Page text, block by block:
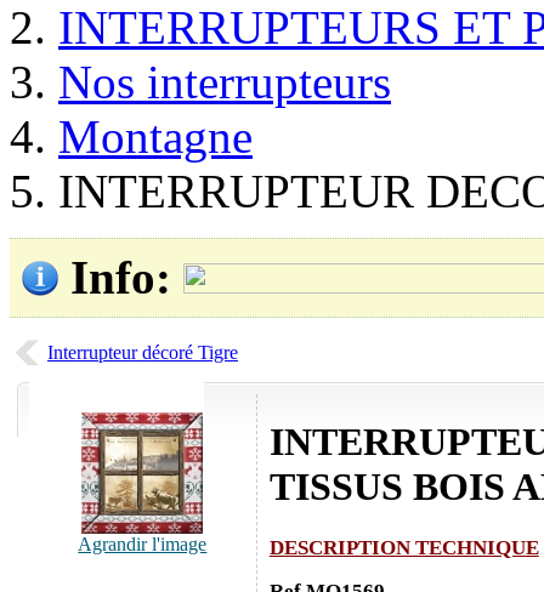
INTERRUPTEURS ET
Nos interrupteurs
Montagne
INTERRUPTEUR
Info:
Interrupteur décoré Tigre
Agrandir l'image
TISSUS BOIS
DESCRIPTION TECHNIQUE